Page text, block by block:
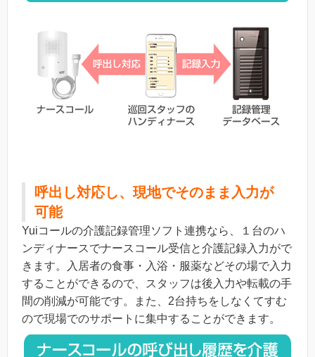
呼出し対応し、現地でそのまま入力が
可能
Yuiコールの介護記録管理ソフト連携なら、１台のハ
ンディナースでナースコール受信と介護記録入力がで
きます。入居者の食事・入浴・服薬などその場で入力
することができるので、スタッフは後入力や転載の手
間の削減が可能です。また、2台持ちをしなくてすむ
ので現場でのサポートに集中することができます。